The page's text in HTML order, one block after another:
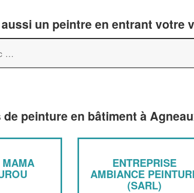
un peintre en entrant votre
peinture en bâtiment à
ENTREPRISE
AMBIANCE
(SARL)